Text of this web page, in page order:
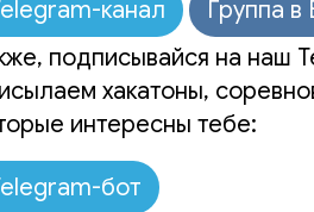
канал
Группа в
подписывайся на наш
хакатоны,
интересны тебе:
бот